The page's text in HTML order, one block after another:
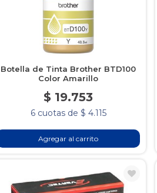
Botella de Tinta Brother BTD100
Color Amarillo
$ 19.753
6 cuotas de $ 4.115
Agregar al carrito